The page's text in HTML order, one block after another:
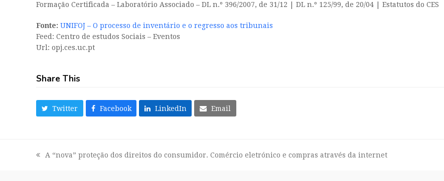
Formação Certificada – Laboratório Associado – DL n.º 396/2007, de 31/12 | DL n.º 125/99, de 20/04 | Estatutos do CES
Fonte: UNIFOJ – O processo de inventário e o regresso aos tribunais
Feed: Centro de estudos Sociais – Eventos
Url: opj.ces.uc.pt
Share This
Twitter Facebook LinkedIn Email
previous
A “nova” proteção dos direitos do consumidor. Comércio eletrónico e compras através da internet